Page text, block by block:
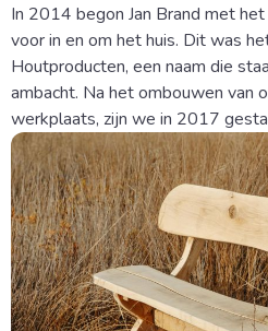
In 2014 begon Jan Brand met
voor in en om het huis. Dit was
Houtproducten, een naam die
ambacht. Na het ombouwen van
werkplaats, zijn we in 2017